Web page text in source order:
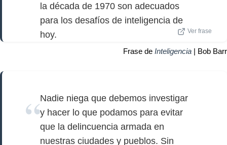
la década de 1970 son adecuados
para los desafíos de inteligencia de
hoy.
Ver frase
Frase de Inteligencia | Bob Barr
Nadie niega que debemos investigar
y hacer lo que podamos para evitar
que la delincuencia armada en
nuestras ciudades y pueblos. Sin